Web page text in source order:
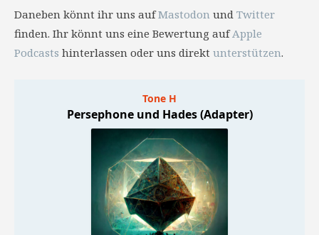
Daneben könnt ihr uns aufMastodon und Twitter
finden. Ihr könnt uns eine Bewertung aufApple
Podcasts hinterlassen oder uns direkt unterstützen.